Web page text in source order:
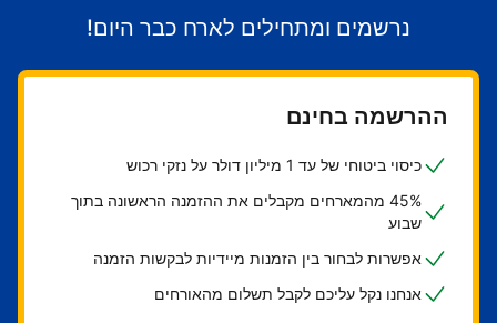
נרשמים ומתחילים לארח כבר היום!
ההרשמה בחינם
כיסוי ביטוחי של עד 1 מיליון דולר על נזקי רכוש
45% מהמארחים מקבלים את ההזמנה הראשונה בתוך
שבוע
אפשרות לבחור בין הזמנות מיידיות לבקשות הזמנה
אנחנו נקל עליכם לקבל תשלום מהאורחים